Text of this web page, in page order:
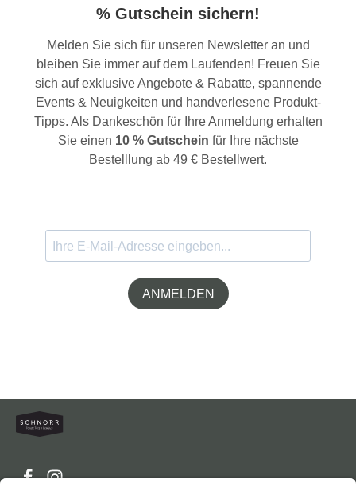
% Gutschein sichern!
Melden Sie sich für unseren Newsletter an und
bleiben Sie immer auf dem Laufenden! Freuen Sie
sich auf exklusive Angebote & Rabatte, spannende
Events & Neuigkeiten und handverlesene Produkt-
Tipps. Als Dankeschön für Ihre Anmeldung erhalten
Sie einen 10 % Gutschein für Ihre nächste
Bestelllung ab 49 € Bestellwert.
ANMELDEN